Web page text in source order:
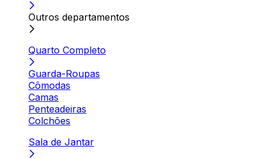
Outros departamentos
Quarto Completo
Guarda-Roupas
Cômodas
Camas
Penteadeiras
Colchões
Sala de Jantar